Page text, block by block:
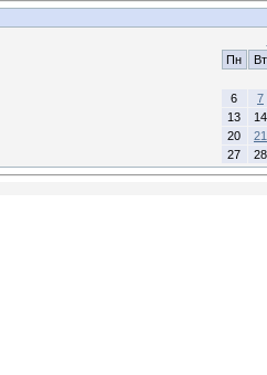
Пн
Вт
6
7
13
14
20
21
27
28